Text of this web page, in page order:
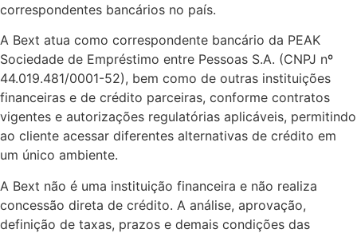
correspondentes bancários no país.
A Bext atua como correspondente bancário da PEAK
Sociedade de Empréstimo entre Pessoas S.A. (CNPJ nº
44.019.481/0001-52), bem como de outras instituições
financeiras e de crédito parceiras, conforme contratos
vigentes e autorizações regulatórias aplicáveis, permitindo
ao cliente acessar diferentes alternativas de crédito em
um único ambiente.
A Bext não é uma instituição financeira e não realiza
concessão direta de crédito. A análise, aprovação,
definição de taxas, prazos e demais condições das